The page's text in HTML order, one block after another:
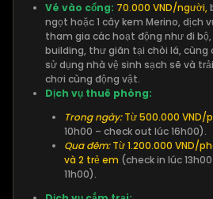
Vé vào cổng: 70.000 VND/người,
ngọt hoặc 1 cây kem Merino, dịch
tham gia các hoạt động như đi
building, thư giãn tại chòi lá, cùng
sử dụng nhà vệ sinh sạch sẽ và
chơi cùng động vật.
Dịch vụ thuê phòng:
Trong ngày:Từ 500.000 VND/
10h00 – check out lúc 16h00).
Qua đêm:Từ 1.200.000 VND/
và 2 trẻ em (check in lúc
11h00).